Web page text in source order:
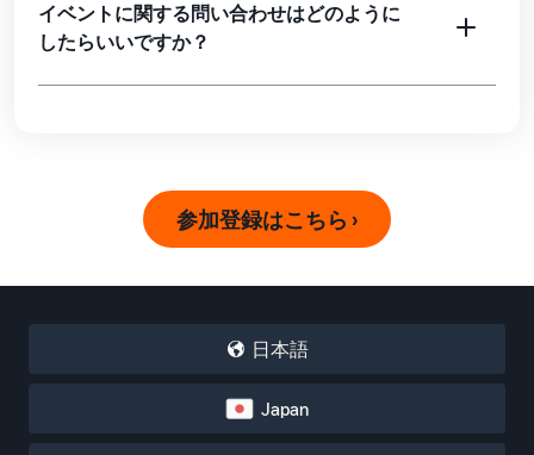
イベントに関する問い合わせはどのように
したらいいですか？
参加登録はこちら ›
日本語
Japan